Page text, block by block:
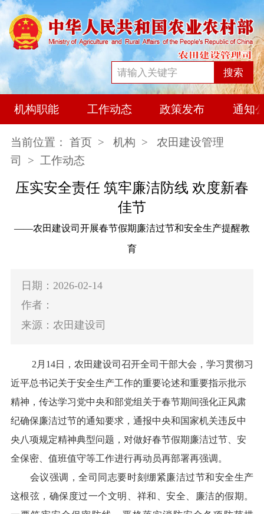
搜索
机构职能 工作动态 政策发布 通知
当前位置： 首页 > 机构 >
农田建设管理
司
> 工作动态
压实安全责任 筑牢廉洁防线 欢度新春
佳节
——农田建设司开展春节假期廉洁过节和安全生产提醒教
育
日期：2026-02-14
作者：
来源：农田建设司
2 月 14日，农田建设司召开全司干部大会，学习贯彻习
近平总书记关于安全生产工作的重要论述和重要指示批示
精神，传达学习党中央和部党组关于春节期间强化正风肃
纪确保廉洁过节的通知要求，通报中央和国家机关违反中
央八项规定精神典型问题，对做好春节假期廉洁过节、安
全保密、值班值守等工作进行再动员再部署再强调。
会议强调，全司同志要时刻绷紧廉洁过节和安全生产
这根弦，确保度过一个文明、祥和、安全、廉洁的假期。